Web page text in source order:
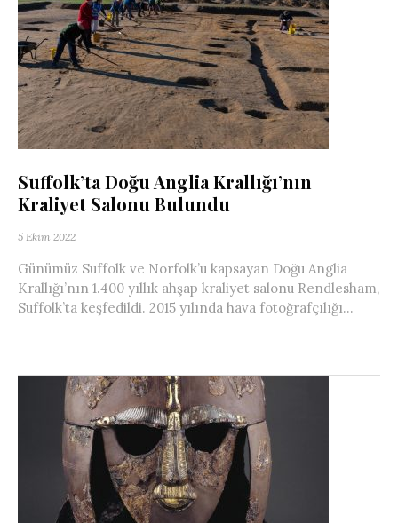
Suffolk’ta Doğu Anglia Krallığı’nın
Kraliyet Salonu Bulundu
5 Ekim 2022
Günümüz Suffolk ve Norfolk’u kapsayan Doğu Anglia
Krallığı’nın 1.400 yıllık ahşap kraliyet salonu Rendlesham,
Suffolk’ta keşfedildi. 2015 yılında hava fotoğrafçılığı...